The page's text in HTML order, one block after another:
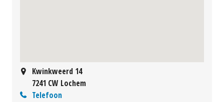
Kwinkweerd 14
7241 CW Lochem
Telefoon